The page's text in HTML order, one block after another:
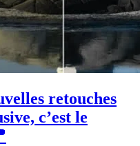
retouches
c’est le